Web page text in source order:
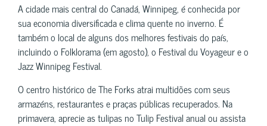
A cidade mais central do Canadá, Winnipeg, é conhecida por
sua economia diversificada e clima quente no inverno. É
também o local de alguns dos melhores festivais do país,
incluindo o Folklorama (em agosto), o Festival du Voyageur e o
Jazz Winnipeg Festival.
O centro histórico de The Forks atrai multidões com seus
armazéns, restaurantes e praças públicas recuperados. Na
primavera, aprecie as tulipas no Tulip Festival anual ou assista